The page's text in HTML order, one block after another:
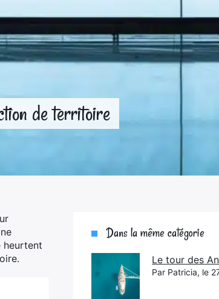
de territoire
heurtent
Dans la même catégorie
Le tour des
Par Patricia, le